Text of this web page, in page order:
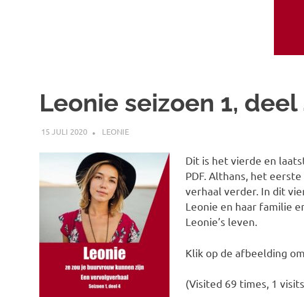
Leonie seizoen 1, deel
15 JULI 2020 MARJOLEIN
LEONIE
Dit is het vierde en
PDF. Althans, het
verhaal verder. In dit
Leonie en haar familie
Leonie’s leven.
Klik op de afbeelding
(Visited 69 times, 1